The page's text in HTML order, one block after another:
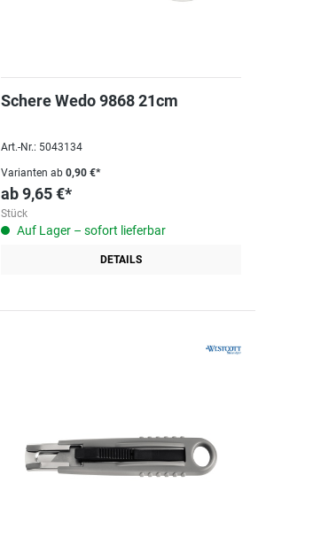
Schere Wedo 9868 21cm
Art.-Nr.: 5043134
Varianten ab0,90 €*
ab 9,65 €*
Stück
Auf Lager – sofort lieferbar
DETAILS